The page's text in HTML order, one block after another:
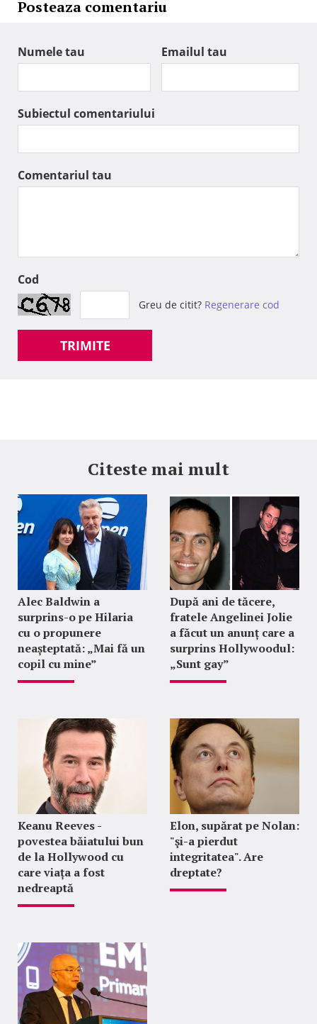
Posteaza comentariu
Numele tau Emailul tau
Subiectul comentariului
Comentariul tau
Cod
Greu de citit? Regenerare cod
TRIMITE
Citeste mai mult
Alec Baldwin a
surprins-o pe Hilaria
cu o propunere
neașteptată: „Mai fă un
copil cu mine”
După ani de tăcere,
fratele Angelinei Jolie
a făcut un anunț care a
surprins Hollywoodul:
„Sunt gay”
Keanu Reeves -
povestea băiatului bun
de la Hollywood cu
care viața a fost
nedreaptă
Elon, supărat pe Nolan:
"şi-a pierdut
integritatea". Are
dreptate?